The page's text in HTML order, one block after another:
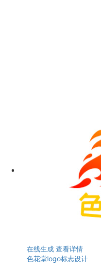
在线生成 查看详情
色花堂logo标志设计